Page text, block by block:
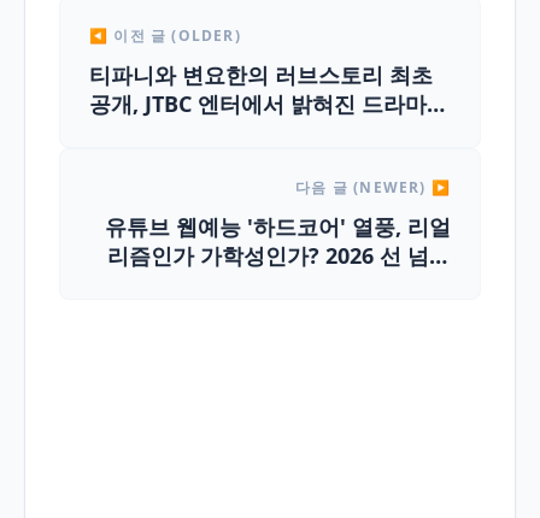
◀ 이전 글 (OLDER)
티파니와 변요한의 러브스토리 최초
공개, JTBC 엔터에서 밝혀진 드라마틱
다음 글 (NEWER) ▶
유튜브 웹예능 '하드코어' 열풍, 리얼
리즘인가 가학성인가? 2026 선 넘는